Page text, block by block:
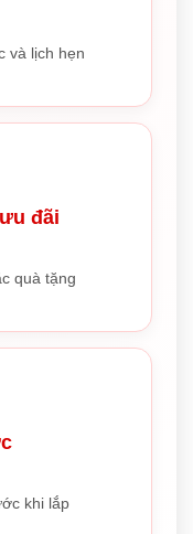
và lịch hẹn
đãi
quà tặng
khi lắp